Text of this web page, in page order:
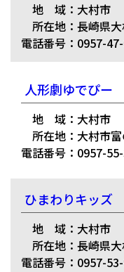
地 域：大村市
所在地：長崎県
電話番号：0957-
人形劇ゆでぴー
地 域：大村市
所在地：大村市
電話番号：0957-
ひまわりキッズ
地 域：大村市
所在地：長崎県
電話番号：0957-